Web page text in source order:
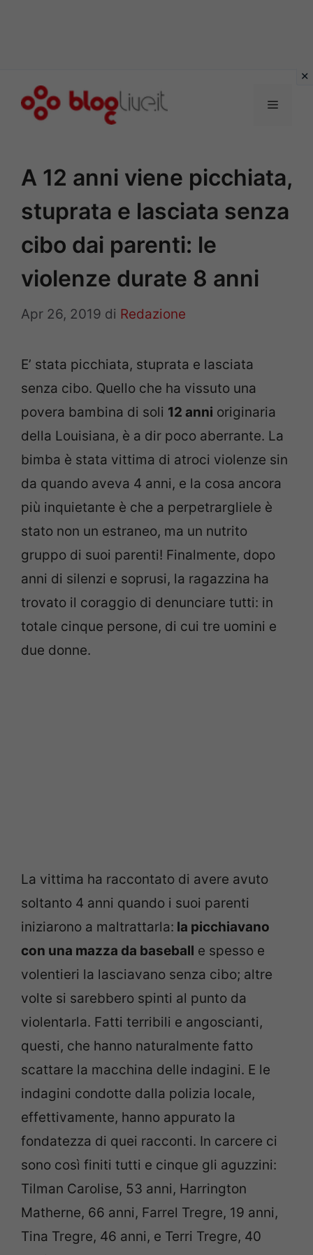
Menu
A 12 anni viene picchiata,
stuprata e lasciata senza
cibo dai parenti: le
violenze durate 8 anni
Apr 26, 2019 di Redazione
E’ stata picchiata, stuprata e lasciata
senza cibo. Quello che ha vissuto una
povera bambina di soli 12 anni originaria
della Louisiana, è a dir poco aberrante. La
bimba è stata vittima di atroci violenze sin
da quando aveva 4 anni, e la cosa ancora
più inquietante è che a perpetrargliele è
stato non un estraneo, ma un nutrito
gruppo di suoi parenti! Finalmente, dopo
anni di silenzi e soprusi, la ragazzina ha
trovato il coraggio di denunciare tutti: in
totale cinque persone, di cui tre uomini e
due donne.
La vittima ha raccontato di avere avuto
soltanto 4 anni quando i suoi parenti
iniziarono a maltrattarla: la picchiavano
con una mazza da baseball e spesso e
volentieri la lasciavano senza cibo; altre
volte si sarebbero spinti al punto da
violentarla. Fatti terribili e angoscianti,
questi, che hanno naturalmente fatto
scattare la macchina delle indagini. E le
indagini condotte dalla polizia locale,
effettivamente, hanno appurato la
fondatezza di quei racconti. In carcere ci
sono così finiti tutti e cinque gli aguzzini:
Tilman Carolise, 53 anni, Harrington
Matherne, 66 anni, Farrel Tregre, 19 anni,
Tina Tregre, 46 anni, e Terri Tregre, 40